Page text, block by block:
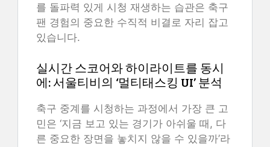
를 돌파력 있게 시청 재생하는 습관은 축구
팬 경험의 중요한 수직적 비결로 자리 잡고
있습니다.
실시간 스코어와 하이라이트를 동시
에: 서울티비의 ‘멀티태스킹 UI’ 분석
축구 중계를 시청하는 과정에서 가장 큰 고
민은 ‘지금 보고 있는 경기가 아쉬울 때, 다
른 중요한 장면을 놓치지 않을 수 있을까’라